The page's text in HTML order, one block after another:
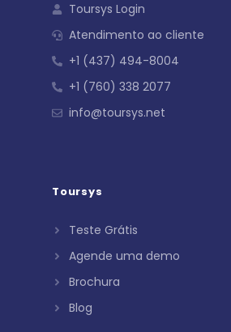
Toursys Login
Atendimento ao cliente
+1 (437) 494-8004
+1 (760) 338 2077
info@toursys.net
Toursys
Teste Grátis
Agende uma demo
Brochura
Blog